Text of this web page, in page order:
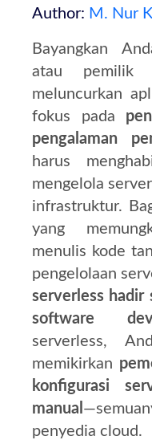
Author: M. Nur
Bayangkan
atau pemilik
meluncurkan
fokus pada
pengalaman
harus
mengelola
infrastruktur.
yang
menulis kode
pengelolaan
serverless hadir
software
serverless,
memikirkan
konfigurasi
manual
penyedia cloud.